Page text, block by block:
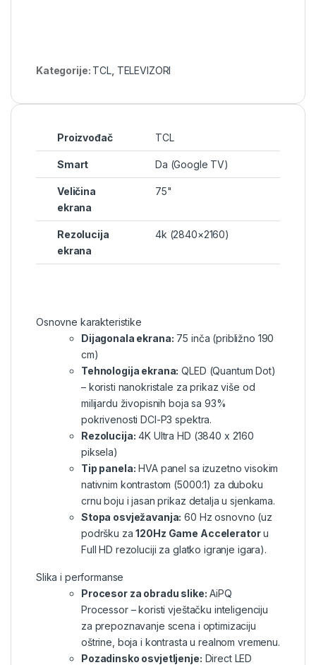
Kategorije: TCL, TELEVIZORI
Proizvođač TCL
Smart Da (Google TV)
Veličina
ekrana
75"
Rezolucija
ekrana
4k (2840×2160)
Osnovne karakteristike
Dijagonala ekrana: 75 inča (približno 190
cm)
Tehnologija ekrana: QLED (Quantum Dot)
– koristi nanokristale za prikaz više od
milijardu živopisnih boja sa 93%
pokrivenosti DCI-P3 spektra.
Rezolucija: 4K Ultra HD (3840 x 2160
piksela)
Tip panela: HVA panel sa izuzetno visokim
nativnim kontrastom (5000:1) za duboku
crnu boju i jasan prikaz detalja u sjenkama.
Stopa osvježavanja: 60 Hz osnovno (uz
podršku za120Hz Game Acceleratoru
Full HD rezoluciji za glatko igranje igara).
Slika i performanse
Procesor za obradu slike: AiPQ
Processor – koristi vještačku inteligenciju
za prepoznavanje scena i optimizaciju
oštrine, boja i kontrasta u realnom vremenu.
Pozadinsko osvjetljenje: Direct LED